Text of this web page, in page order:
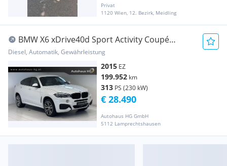
Privat
1120 Wien, 12. Bezirk, Meidling
BMW X6 xDrive40d Sport Activity Coupé
Österreich-Pa...
Diesel, Automatik, Gewährleistung
2015 EZ
199.952 km
313 PS (230 kW)
Autohaus HG GmbH
5112 Lamprechtshausen
€ 28.490